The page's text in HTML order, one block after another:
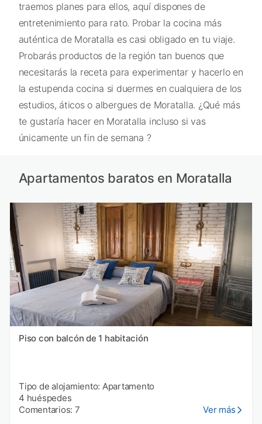
traemos planes para ellos, aquí dispones de
entretenimiento para rato. Probar la cocina más
auténtica de Moratalla es casi obligado en tu viaje.
Probarás productos de la región tan buenos que
necesitarás la receta para experimentar y hacerlo en
la estupenda cocina si duermes en cualquiera de los
estudios, áticos o albergues de Moratalla. ¿Qué más
te gustaría hacer en Moratalla incluso si vas
únicamente un fin de semana ?
Apartamentos baratos en Moratalla
Piso con balcón de 1 habitación
Tipo de alojamiento: Apartamento
4 huéspedes
Comentarios: 7
Ver más